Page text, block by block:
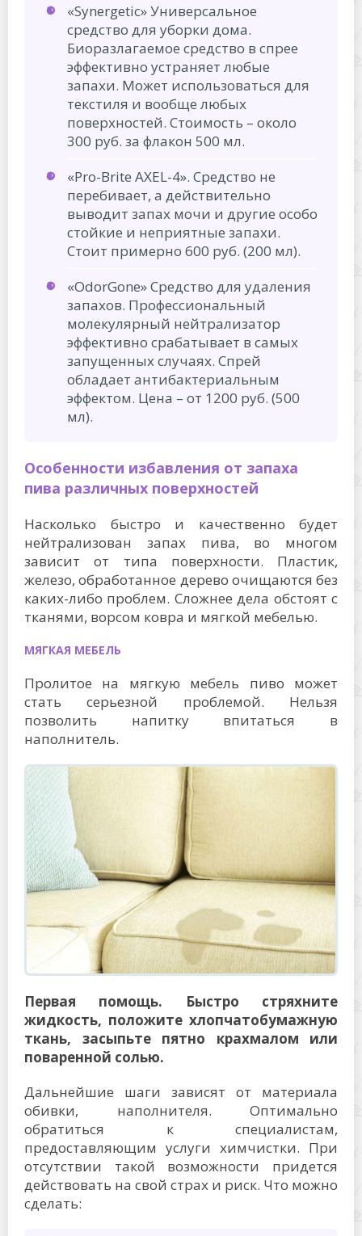
«Synergetic» Универсальное
средство для уборки дома.
Биоразлагаемое средство в спрее
эффективно устраняет любые
запахи. Может использоваться для
текстиля и вообще любых
поверхностей. Стоимость – около
300 руб. за флакон 500 мл.
«Pro-Brite AXEL-4». Средство не
перебивает, а действительно
выводит запах мочи и другие особо
стойкие и неприятные запахи.
Стоит примерно 600 руб. (200 мл).
«OdorGone» Средство для удаления
запахов. Профессиональный
молекулярный нейтрализатор
эффективно срабатывает в самых
запущенных случаях. Спрей
обладает антибактериальным
эффектом. Цена – от 1200 руб. (500
мл).
Особенности избавления от запаха
пива различных поверхностей
Насколько быстро и качественно будет
нейтрализован запах пива, во многом
зависит от типа поверхности. Пластик,
железо, обработанное дерево очищаются без
каких-либо проблем. Сложнее дела обстоят с
тканями, ворсом ковра и мягкой мебелью.
МЯГКАЯ МЕБЕЛЬ
Пролитое на мягкую мебель пиво может
стать серьезной проблемой. Нельзя
позволить напитку впитаться в
наполнитель.
Первая помощь. Быстро стряхните
жидкость, положите хлопчатобумажную
ткань, засыпьте пятно крахмалом или
поваренной солью.
Дальнейшие шаги зависят от материала
обивки, наполнителя. Оптимально
обратиться к специалистам,
предоставляющим услуги химчистки. При
отсутствии такой возможности придется
действовать на свой страх и риск. Что можно
сделать: